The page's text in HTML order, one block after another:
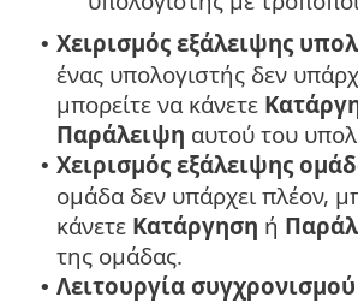
• Χειρισμός εξάλειψης
ένας υπολογιστής δεν
μπορείτε να κάνετε
Παράλειψη αυτού του
• Χειρισμός εξάλειψης
ομάδα δεν υπάρχει πλέον,
κάνετε Κατάργηση ή
της ομάδας.
• Λειτουργία συγχρονισμού